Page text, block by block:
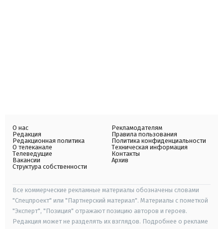
О нас
Редакция
Редакционная политика
О телеканале
Телеведущие
Вакансии
Структура собственности
Рекламодателям
Правила пользования
Политика конфиденциальности
Техническая информация
Контакты
Архив
Все коммерческие рекламные материалы обозначены словами
"Спецпроект" или "Партнерский материал". Материалы с пометкой
"Эксперт", "Позиция" отражают позицию авторов и героев.
Редакция может не разделять их взглядов. Подробнее о рекламе